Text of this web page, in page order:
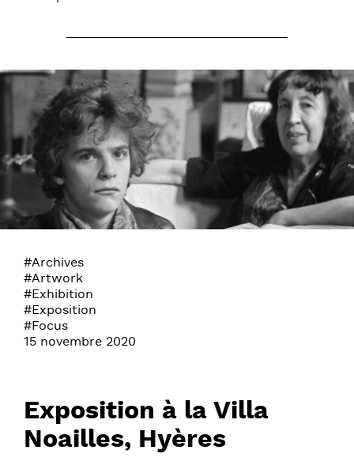
#Archives
#Artwork
#Exhibition
#Exposition
#Focus
15 novembre 2020
Exposition à la Villa
Noailles, Hyères